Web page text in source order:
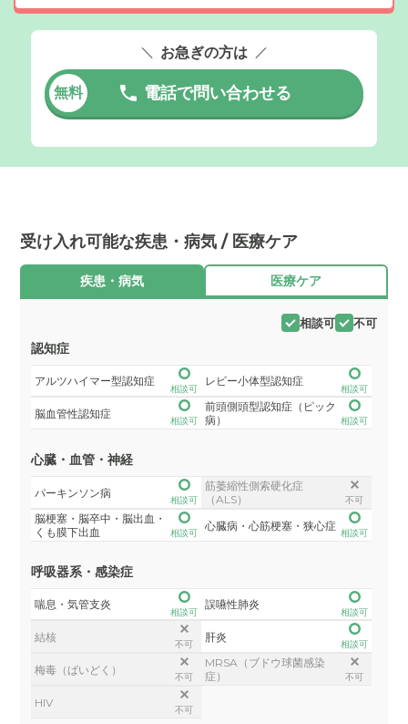
お急ぎの方は
無料 電話で問い合わせる
受け入れ可能な疾患・病気 / 医療ケア
疾患・病気 医療ケア
相談可 不可
認知症
アルツハイマー型認知症
相談可
レビー小体型認知症
相談可
脳血管性認知症
相談可
前頭側頭型認知症（ピック
病）
相談可
心臓・血管・神経
パーキンソン病
相談可
筋萎縮性側索硬化症
（ALS）
不可
脳梗塞・脳卒中・脳出血・
くも膜下出血
相談可
心臓病・心筋梗塞・狭心症
相談可
呼吸器系・感染症
喘息・気管支炎
相談可
誤嚥性肺炎
相談可
結核
不可
肝炎
相談可
梅毒（ばいどく）
不可
MRSA（ブドウ球菌感染
症）
不可
HIV
不可